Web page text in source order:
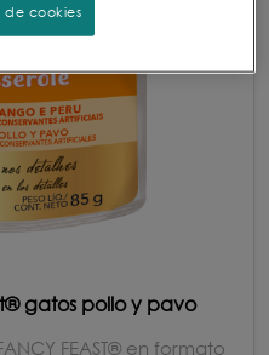
gatos pollo y pavo
FEAST® en formato
cookies